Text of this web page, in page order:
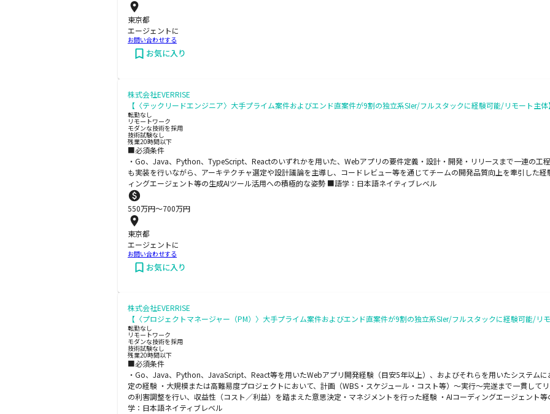
東京都
エージェントに
お問い合わせする
お気に入り
株式会社EVERRISE
【〈テックリードエンジニア〉大手プライム案件およびエンド直案件が9割の独立系SIer/フルスタックに経験可能/リモート主体】
転勤なし
リモートワーク
モダンな技術を採用
技術試験なし
残業20時間以下
■必須条件
・Go、Java、Python、TypeScript、Reactのいずれかを用いた、Webアプリの要件定義・設計・開発・リリースまで一連の工
も実装を行いながら、アーキテクチャ選定や設計議論を主導し、コードレビュー等を通じてチームの開発品質向上を牽引した
ィングエージェント等の生成AIツール活用への積極的な姿勢 ■語学：日本語ネイティブレベル
550万円〜700万円
東京都
エージェントに
お問い合わせする
お気に入り
株式会社EVERRISE
【〈プロジェクトマネージャー（PM）〉大手プライム案件およびエンド直案件が9割の独立系SIer/フルスタックに経験可能/リモ
転勤なし
リモートワーク
モダンな技術を採用
技術試験なし
残業20時間以下
■必須条件
・Go、Java、Python、JavaScript、React等を用いたWebアプリ開発経験（目安5年以上）、およびそれらを用いたシステム
定の経験 ・大規模または高難易度プロジェクトにおいて、計画（WBS・スケジュール・コスト等）〜実行〜完遂まで一貫して
の利害調整を行い、収益性（コスト／利益）を踏まえた意思決定・マネジメントを行った経験 ・AIコーディングエージェント
学：日本語ネイティブレベル